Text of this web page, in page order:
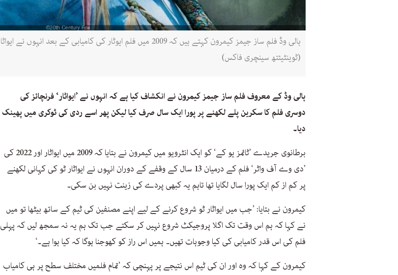
(ٹوینٹیئتھ سینچری فاکس)
ہالی وڈ کے معروف فلم ساز جیمز کیمرون نے انکشاف کیا ہے کہ انہوں نے ’ایواٹار‘ فرنچائز کی
دوسری فلم کا سکرین پلے لکھنے پر پورا ایک سال صرف کیا لیکن پھر اسے ردی کی ٹوکری میں پھینک
دیا۔
برطانوی جریدے ’ٹائمز یو کے‘ کو ایک انٹرویو میں کیمرون نے بتایا کہ 2009 میں ایواٹار اور 2022 کی
’دی وے آف واٹر‘ فلم کے درمیان 13 سال کے وقفے کے دوران انہوں نے ایواٹار ٹو کی کہانی لکھنے
پر کم از کم ایک پورا سال لگایا تھا تاہم یہ کبھی پردے کی زینت نہیں بن سکی۔
کیمرون نے بتایا: ’جب میں ایواٹار ٹو شروع کرنے کے لیے اپنے مصنفین کی ٹیم کے ساتھ بیٹھا تو میں
نے کہا کہ ہم اس وقت تک اگلا پروجیکٹ شروع نہیں کر سکتے جب تک ہم یہ نہ سمجھ لیں کہ پہلی
فلم کی اس قدر کامیابی کی کیا وجوہات تھیں۔ ہمیں اس راز کو کھوجنا ہوگا کہ کیا ہوا ہے۔‘
کیمرون کے کہا کہ وہ اور ان کی ٹیم اس نتیجے پر پہنچی کہ ’تمام فلمیں مختلف سطح پر ہی کامیاب